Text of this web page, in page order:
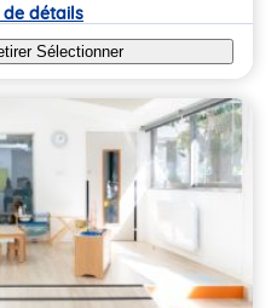
détails
Sélectionner